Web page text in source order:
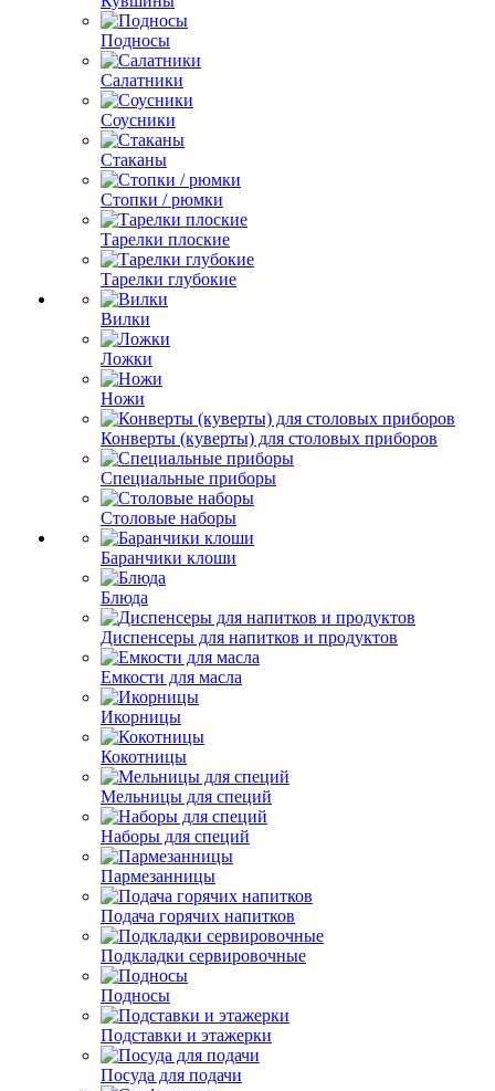
Подносы
Салатники
Соусники
Стаканы
Стопки / рюмки
Тарелки плоские
Тарелки глубокие
Вилки
Ложки
Ножи
Конверты (куверты) для столовых приборов
Специальные приборы
Столовые наборы
Баранчики клоши
Блюда
Диспенсеры для напитков и продуктов
Емкости для масла
Икорницы
Кокотницы
Мельницы для специй
Наборы для специй
Пармезанницы
Подача горячих напитков
Подкладки сервировочные
Подносы
Подставки и этажерки
Посуда для подачи